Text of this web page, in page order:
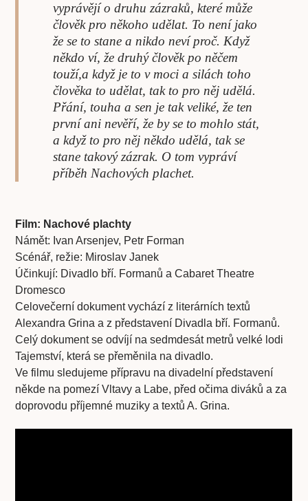
vyprávějí o druhu zázraků, které může
člověk pro někoho udělat. To není jako
že se to stane a nikdo neví proč. Když
někdo ví, že druhý člověk po něčem
touží,a když je to v moci a silách toho
člověka to udělat, tak to pro něj udělá.
Přání, touha a sen je tak veliké, že ten
první ani nevěří, že by se to mohlo stát,
a když to pro něj někdo udělá, tak se
stane takový zázrak. O tom vypráví
příběh Nachových plachet.
Film: Nachové plachty
Námět: Ivan Arsenjev, Petr Forman
Scénář, režie: Miroslav Janek
Účinkují: Divadlo bří. Formanů a Cabaret Theatre
Dromesco
Celovečerní dokument vychází z literárních textů
Alexandra Grina a z představení Divadla bří. Formanů.
Celý dokument se odvíjí na sedmdesát metrů velké lodi
Tajemství, která se přeměnila na divadlo.
Ve filmu sledujeme přípravu na divadelní představení
někde na pomezí Vltavy a Labe, před očima diváků a za
doprovodu příjemné muziky a textů A. Grina.